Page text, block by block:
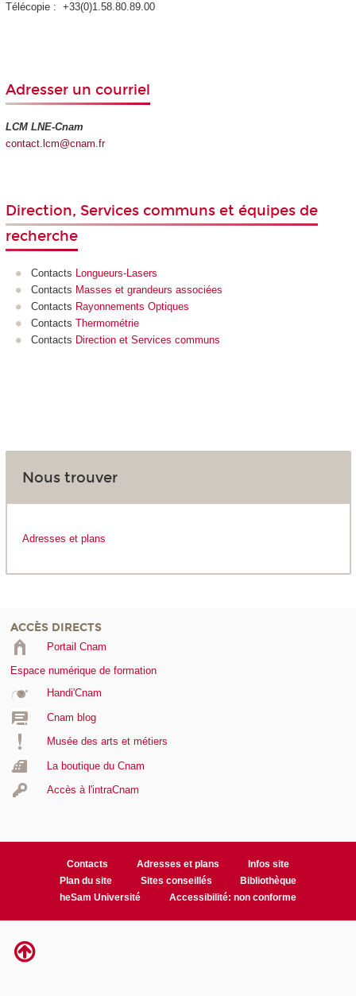
Télécopie : +33(0)1.58.80.89.00
Adresser un courriel
LCM LNE-Cnam
contact.lcm@cnam.fr
Direction, Services communs et équipes de
recherche
Contacts
Longueurs-Lasers
Contacts Masses et grandeurs associées
Contacts Rayonnements Optiques
Contacts Thermométrie
Contacts Direction et Services communs
Nous trouver
Adresses et plans
ACCÈS DIRECTS
Portail Cnam
Espace numérique de formation
Handi'Cnam
Cnam blog
Musée des arts et métiers
La boutique du Cnam
Accès à l'intraCnam
Contacts Adresses et plans
Infos site
Plan du site
Sites conseillés
Bibliothèque
heSam Université
Accessibilité: non conforme